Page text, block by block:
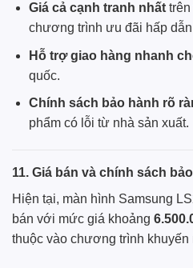
Giá cả cạnh tranh nhấttrên
chương trình ưu đãi hấp
Hỗ trợ giao hàng nhanh
quốc.
Chính sách bảo hành rõ
phẩm có lỗi từ nhà sản xuất.
11. Giá bán và chính sách
Hiện tại, màn hình Samsung
bán với mức giá khoảng
thuộc vào chương trình khuyến